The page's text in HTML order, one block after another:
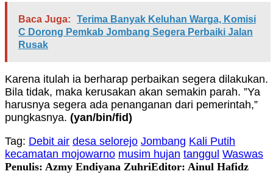
Baca Juga:
Terima Banyak Keluhan Warga, Komisi
C Dorong Pemkab Jombang Segera Perbaiki Jalan
Rusak
Karena itulah ia berharap perbaikan segera dilakukan.
Bila tidak, maka kerusakan akan semakin parah. ”Ya
harusnya segera ada penanganan dari pemerintah,”
pungkasnya. (yan/bin/fid)
Tag: Debit air desa selorejo Jombang Kali Putih
kecamatan mojowarno musim hujan tanggul Waswas
Penulis: Azmy Endiyana ZuhriEditor: Ainul Hafidz